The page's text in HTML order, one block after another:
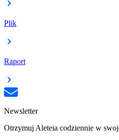
Plik
Raport
Newsletter
Otrzymuj Aleteia codziennie w